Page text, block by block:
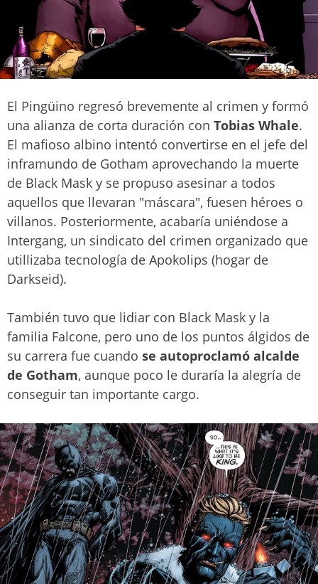
El Pingüino regresó brevemente al crimen y formó
una alianza de corta duración con Tobias Whale.
El mafioso albino intentó convertirse en el jefe del
inframundo de Gotham aprovechando la muerte
de Black Mask y se propuso asesinar a todos
aquellos que llevaran "máscara", fuesen héroes o
villanos. Posteriormente, acabaría uniéndose a
Intergang, un sindicato del crimen organizado que
utillizaba tecnología de Apokolips (hogar de
Darkseid).
También tuvo que lidiar con Black Mask y la
familia Falcone, pero uno de los puntos álgidos de
su carrera fue cuando se autoproclamó alcalde
de Gotham, aunque poco le duraría la alegría de
conseguir tan importante cargo.